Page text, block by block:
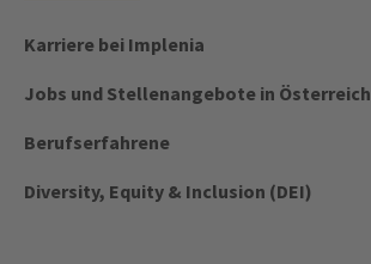
Karriere bei Implenia
Jobs und Stellenangebote in Österreich
Berufserfahrene
Diversity, Equity & Inclusion (DEI)